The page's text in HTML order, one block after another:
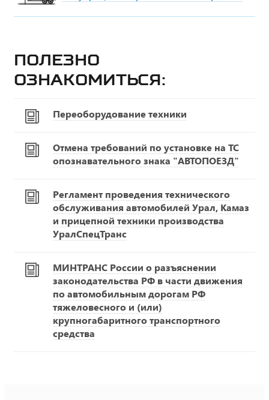
Полезно
ознакомиться:
Переоборудование техники
Отмена требований по установке на ТС
опознавательного знака "АВТОПОЕЗД"
Регламент проведения технического
обслуживания автомобилей Урал, Камаз
и прицепной техники производства
УралСпецТранс
МИНТРАНС России о разъяснении
законодательства РФ в части движения
по автомобильным дорогам РФ
тяжеловесного и (или)
крупногабаритного транспортного
средства